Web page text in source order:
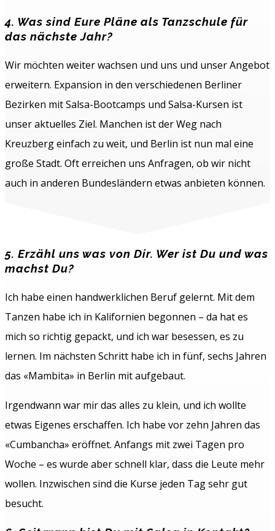
4. Was sind Eure Pläne als Tanzschule für
das nächste Jahr?
Wir möchten weiter wachsen und uns und unser Angebot
erweitern. Expansion in den verschiedenen Berliner
Bezirken mit Salsa-Bootcamps und Salsa-Kursen ist
unser aktuelles Ziel. Manchen ist der Weg nach
Kreuzberg einfach zu weit, und Berlin ist nun mal eine
große Stadt. Oft erreichen uns Anfragen, ob wir nicht
auch in anderen Bundesländern etwas anbieten können.
5. Erzähl uns was von Dir. Wer ist Du und was
machst Du?
Ich habe einen handwerklichen Beruf gelernt. Mit dem
Tanzen habe ich in Kalifornien begonnen – da hat es
mich so richtig gepackt, und ich war besessen, es zu
lernen. Im nächsten Schritt habe ich in fünf, sechs Jahren
das «Mambita» in Berlin mit aufgebaut.
Irgendwann war mir das alles zu klein, und ich wollte
etwas Eigenes erschaffen. Ich habe vor zehn Jahren das
«Cumbancha» eröffnet. Anfangs mit zwei Tagen pro
Woche – es wurde aber schnell klar, dass die Leute mehr
wollen. Inzwischen sind die Kurse jeden Tag sehr gut
besucht.